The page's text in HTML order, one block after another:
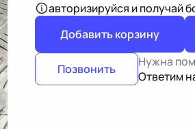
авторизируйся и получай
Добавить корзину
Позвонить
Нужна
Ответим